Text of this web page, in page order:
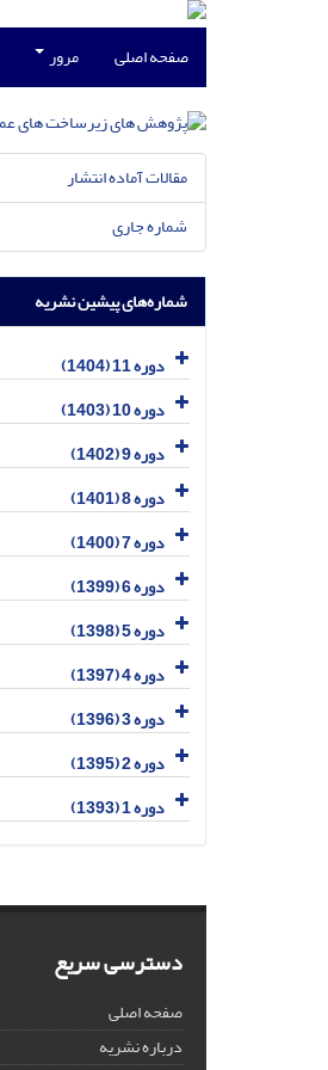
صفحه اصلی مرور
مقالات آماده انتشار
شماره جاری
شماره‌های پیشین نشریه
دوره 11 (1404)
دوره 10 (1403)
دوره 9 (1402)
دوره 8 (1401)
دوره 7 (1400)
دوره 6 (1399)
دوره 5 (1398)
دوره 4 (1397)
دوره 3 (1396)
دوره 2 (1395)
دوره 1 (1393)
دسترسی سریع
صفحه اصلی
درباره نشریه